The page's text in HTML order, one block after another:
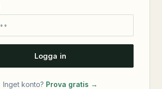
Logga in
Inget konto? Prova gratis →